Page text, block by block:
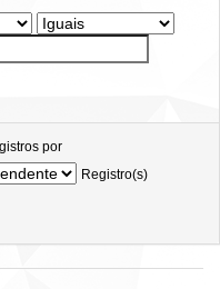
por
Registro(s)